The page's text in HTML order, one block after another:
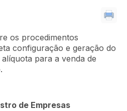
os procedimentos
configuração e geração do
para a venda de
de Empresas